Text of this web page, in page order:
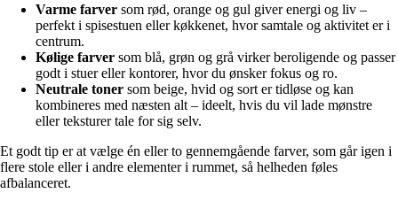
Varme farver som rød, orange og gul giver energi og liv –
perfekt i spisestuen eller køkkenet, hvor samtale og aktivitet er i
centrum.
Kølige farver som blå, grøn og grå virker beroligende og passer
godt i stuer eller kontorer, hvor du ønsker fokus og ro.
Neutrale toner som beige, hvid og sort er tidløse og kan
kombineres med næsten alt – ideelt, hvis du vil lade mønstre
eller teksturer tale for sig selv.
Et godt tip er at vælge én eller to gennemgående farver, som går igen i
flere stole eller i andre elementer i rummet, så helheden føles
afbalanceret.